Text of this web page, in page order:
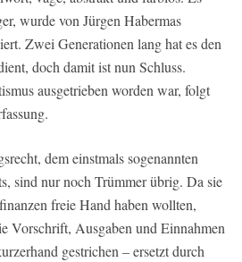
wurde von Jürgen Habermas
Zwei Generationen lang hat es den
doch damit ist nun Schluss.
ausgetrieben worden war, folgt
dem einstmals sogenannten
sind nur noch Trümmer übrig. Da sie
freie Hand haben wollten,
Vorschrift, Ausgaben und Einnahmen
gestrichen – ersetzt durch